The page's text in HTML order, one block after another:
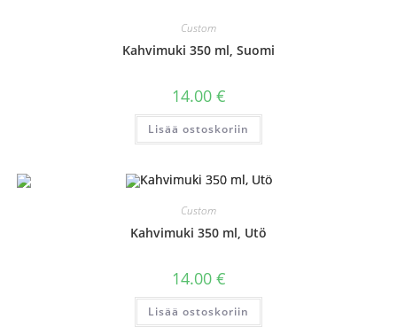
Custom
Kahvimuki 350 ml, Suomi
14.00 €
Lisää ostoskoriin
Custom
Kahvimuki 350 ml, Utö
14.00 €
Lisää ostoskoriin